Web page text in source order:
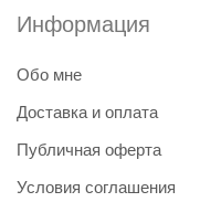
Информация
Обо мне
Доставка и оплата
Публичная оферта
Условия соглашения